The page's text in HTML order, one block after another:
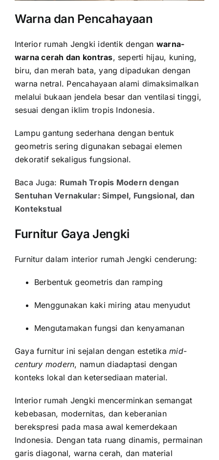
Warna dan Pencahayaan
Interior rumah Jengki identik dengan warna-
warna cerah dan kontras, seperti hijau, kuning,
biru, dan merah bata, yang dipadukan dengan
warna netral. Pencahayaan alami dimaksimalkan
melalui bukaan jendela besar dan ventilasi tinggi,
sesuai dengan iklim tropis Indonesia.
Lampu gantung sederhana dengan bentuk
geometris sering digunakan sebagai elemen
dekoratif sekaligus fungsional.
Baca Juga: Rumah Tropis Modern dengan
Sentuhan Vernakular: Simpel, Fungsional, dan
Kontekstual
Furnitur Gaya Jengki
Furnitur dalam interior rumah Jengki cenderung:
Berbentuk geometris dan ramping
Menggunakan kaki miring atau menyudut
Mengutamakan fungsi dan kenyamanan
Gaya furnitur ini sejalan dengan estetikamid-
century modern, namun diadaptasi dengan
konteks lokal dan ketersediaan material.
Interior rumah Jengki mencerminkan semangat
kebebasan, modernitas, dan keberanian
berekspresi pada masa awal kemerdekaan
Indonesia. Dengan tata ruang dinamis, permainan
garis diagonal, warna cerah, dan material